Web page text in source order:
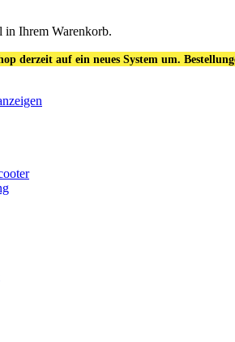
in Ihrem Warenkorb.
derzeit auf ein neues System um.